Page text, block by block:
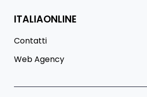
ITALIAONLINE
Contatti
Web Agency